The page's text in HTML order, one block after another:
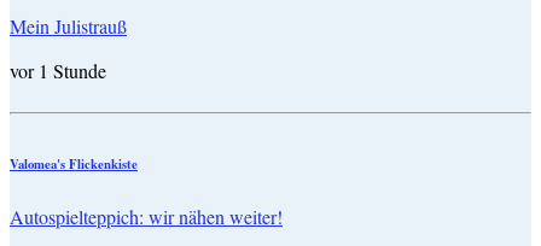
Mein Julistrauß
vor 1 Stunde
Valomea's Flickenkiste
Autospielteppich: wir nähen weiter!